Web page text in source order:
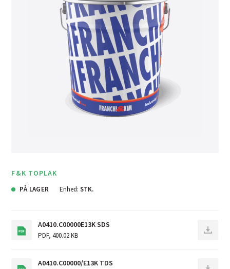
F&K TOPLAK
PÅ LAGER Enhed: STK.
A0410.C00000E13K SDS
PDF,400.02 KB
A0410.C00000/E13K TDS